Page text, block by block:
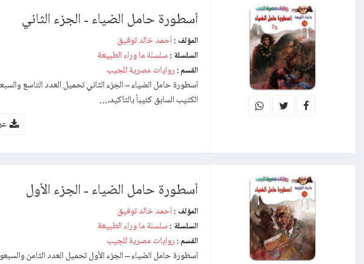
أسطورة حامل الضياء - الجزء الثاني
المؤلف :أحمد خالد توفيق
السلسلة : سلسلة ما وراء الطبيعة
القسم : روايات مصرية للجيب
أسطورة حامل الضياء – الجزء الثاني تحميل العدد التاسع
الكتيب السابق كئيباً بالتأكيد،…
أسطورة حامل الضياء - الجزء الأول
المؤلف :أحمد خالد توفيق
السلسلة : سلسلة ما وراء الطبيعة
القسم : روايات مصرية للجيب
أسطورة حامل الضياء – الجزء الأول تحميل العدد الثامن